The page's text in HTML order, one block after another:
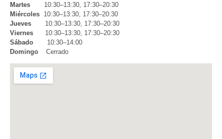
Martes 10:30–13:30, 17:30–20:30
Miércoles 10:30–13:30, 17:30–20:30
Jueves 10:30–13:30, 17:30–20:30
Viernes 10:30–13:30, 17:30–20:30
Sábado
10:30–14:00
Domingo
Cerrado